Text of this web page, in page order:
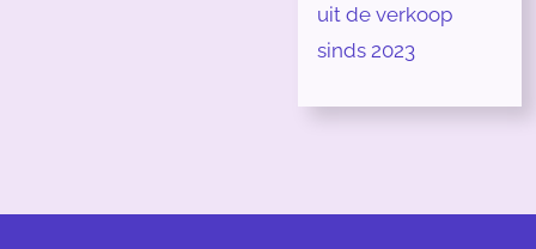
uit de verkoop
sinds 2023